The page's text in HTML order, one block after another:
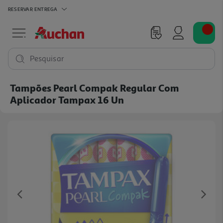
RESERVAR ENTREGA
Pesquisar
Tampões Pearl Compak Regular Com
Aplicador Tampax 16 Un
Previous